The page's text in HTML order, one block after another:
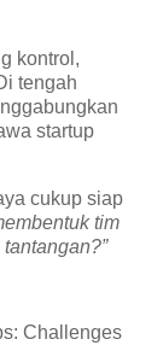
kontrol,
tengah
startup
cukup siap
tim
Challenges